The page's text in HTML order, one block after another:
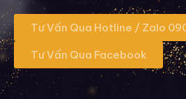
Tư Vấn Qua Hotline / Zalo
Tư Vấn Qua Facebook